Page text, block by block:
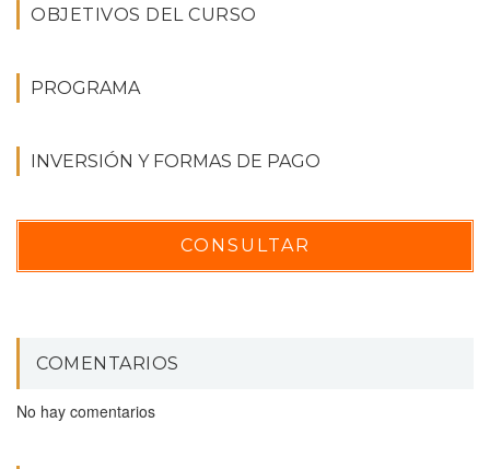
OBJETIVOS DEL CURSO
PROGRAMA
INVERSIÓN Y FORMAS DE PAGO
CONSULTAR
COMENTARIOS
No hay comentarios